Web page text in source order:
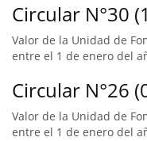
Circular N°30
Valor de la Unidad de
entre el 1 de enero del
Circular N°26
Valor de la Unidad de
entre el 1 de enero del